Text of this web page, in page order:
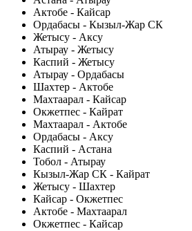
Актобе - Кайсар
Ордабасы - Кызыл-Жар СК
Жетысу - Аксу
Атырау - Жетысу
Каспий - Жетысу
Атырау - Ордабасы
Шахтер - Актобе
Махтаарал - Кайсар
Окжетпес - Кайрат
Махтаарал - Актобе
Ордабасы - Аксу
Каспий - Астана
Тобол - Атырау
Кызыл-Жар СК - Кайрат
Жетысу - Шахтер
Кайсар - Окжетпес
Актобе - Махтаарал
Окжетпес - Кайсар